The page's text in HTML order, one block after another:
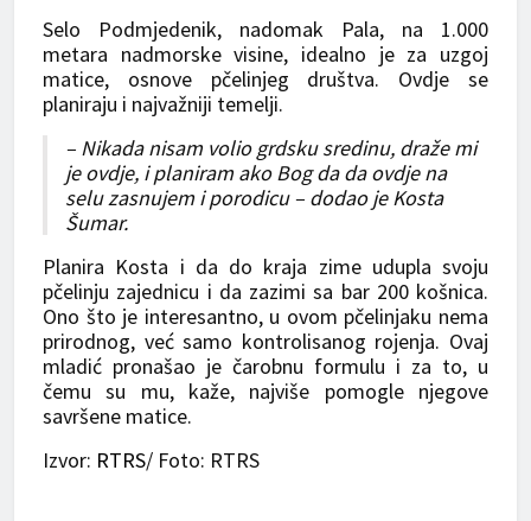
Selo Podmjedenik, nadomak Pala, na 1.000
metara nadmorske visine, idealno je za uzgoj
matice, osnove pčelinjeg društva. Ovdje se
planiraju i najvažniji temelji.
– Nikada nisam volio grdsku sredinu, draže mi
je ovdje, i planiram ako Bog da da ovdje na
selu zasnujem i porodicu – dodao je Kosta
Šumar.
Planira Kosta i da do kraja zime udupla svoju
pčelinju zajednicu i da zazimi sa bar 200 košnica.
Ono što je interesantno, u ovom pčelinjaku nema
prirodnog, već samo kontrolisanog rojenja. Ovaj
mladić pronašao je čarobnu formulu i za to, u
čemu su mu, kaže, najviše pomogle njegove
savršene matice.
Izvor: RTRS/ Foto: RTRS